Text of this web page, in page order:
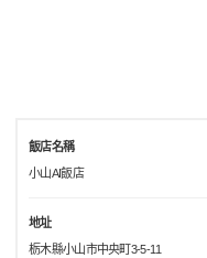
飯店名稱
小山AI飯店
地址
栃木縣小山市中央町3-5-11